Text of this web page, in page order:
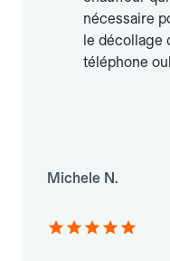
nécessaire
le décollage
téléphone
Michele N.